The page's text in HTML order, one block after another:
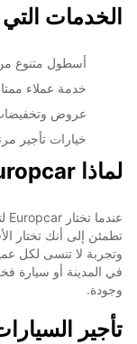
الخدمات
أسطول متنوع من
خدمة عملاء
عروض
خيارات تأجير
لماذا Europcar؟
تطمئن إلى أنك تختار
وتجربة لا تنسى لكل
في المدينة أو سيارة
وجودة.